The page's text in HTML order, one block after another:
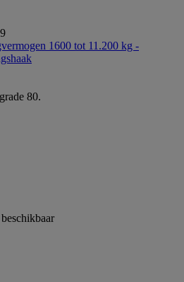
1600 tot 11.200 kg -
80.